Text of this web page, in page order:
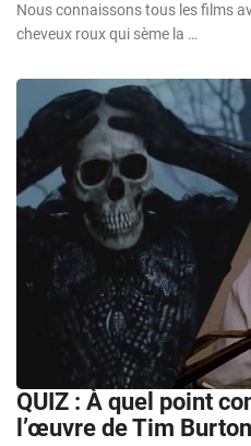
Nous connaissons tous les films
cheveux roux qui sème la …
QUIZ : À quel point
l’œuvre de Tim